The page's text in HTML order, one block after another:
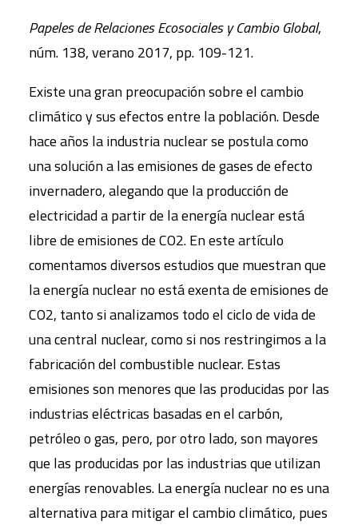
Papeles de Relaciones Ecosociales y Cambio Global,
núm. 138, verano 2017, pp. 109-121.
Existe una gran preocupación sobre el cambio
climático y sus efectos entre la población. Desde
hace años la industria nuclear se postula como
una solución a las emisiones de gases de efecto
invernadero, alegando que la producción de
electricidad a partir de la energía nuclear está
libre de emisiones de CO2. En este artículo
comentamos diversos estudios que muestran que
la energía nuclear no está exenta de emisiones de
CO2, tanto si analizamos todo el ciclo de vida de
una central nuclear, como si nos restringimos a la
fabricación del combustible nuclear. Estas
emisiones son menores que las producidas por las
industrias eléctricas basadas en el carbón,
petróleo o gas, pero, por otro lado, son mayores
que las producidas por las industrias que utilizan
energías renovables. La energía nuclear no es una
alternativa para mitigar el cambio climático, pues